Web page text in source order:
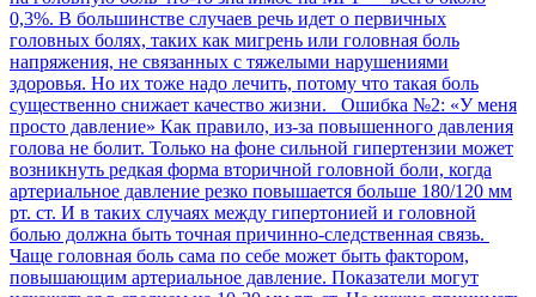
0,3%. В большинстве случаев речь идет о первичных
головных болях, таких как мигрень или головная боль
напряжения, не связанных с тяжелыми нарушениями
здоровья. Но их тоже надо лечить, потому что такая боль
существенно снижает качество жизни. Ошибка №2: «У меня
просто давление» Как правило, из-за повышенного давления
голова не болит. Только на фоне сильной гипертензии может
возникнуть редкая форма вторичной головной боли, когда
артериальное давление резко повышается больше 180/120 мм
рт. ст. И в таких случаях между гипертонией и головной
болью должна быть точная причинно-следственная связь.
Чаще головная боль сама по себе может быть фактором,
повышающим артериальное давление. Показатели могут